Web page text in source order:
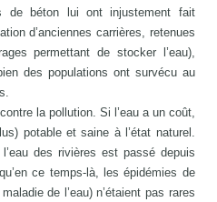
de béton lui ont injustement fait
d’anciennes carrières, retenues
permettant de stocker l’eau),
des populations ont survécu au
la pollution. Si l’eau a un coût,
potable et saine à l’état naturel.
l’eau des rivières est passé depuis
ce temps-là, les épidémies de
de l’eau) n’étaient pas rares